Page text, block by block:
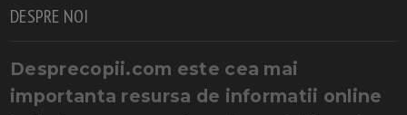
DESPRE NOI
Desprecopii.com este cea mai
importanta resursa de informatii online